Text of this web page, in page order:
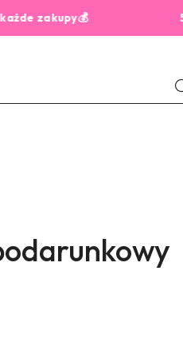
5,0 z